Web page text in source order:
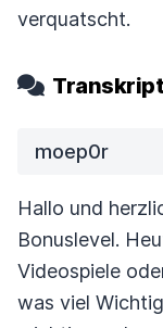
verquatscht.
Transkript
moep0r
Hallo und
Bonuslevel.
Videospiele
was viel